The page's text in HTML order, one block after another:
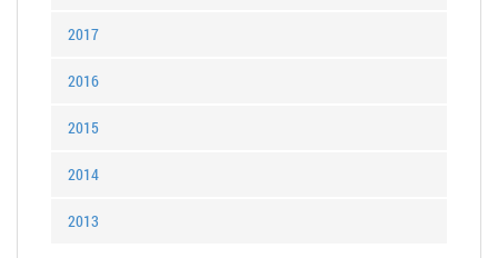
2017
2016
2015
2014
2013